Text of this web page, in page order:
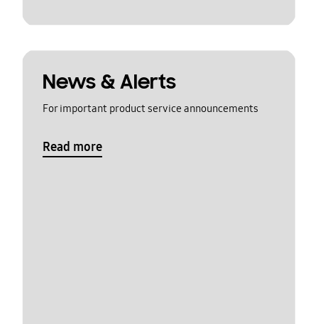
News & Alerts
For important product service announcements
Read more